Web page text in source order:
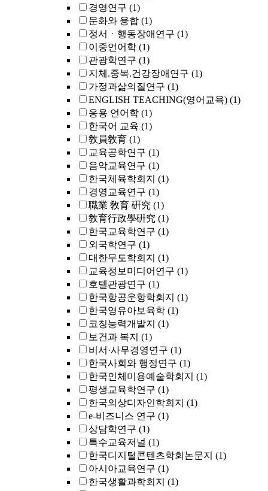
경영연구 (1)
문화와 융합 (1)
정서ㆍ행동장애연구 (1)
이중언어학 (1)
관광학연구 (1)
지체.중복.건강장애연구 (1)
가정과삶의질연구 (1)
ENGLISH TEACHING(영어교육) (1)
응용 언어학 (1)
한국어 교육 (1)
敎員敎育 (1)
교육공학연구 (1)
음악교육연구 (1)
한국체육학회지 (1)
경영교육연구 (1)
職業 敎育 硏究 (1)
敎育行政學硏究 (1)
한국교육학연구 (1)
외국학연구 (1)
대한무도학회지 (1)
교육정보미디어연구 (1)
호텔관광연구 (1)
한국항공운항학회지 (1)
한국영유아보육학 (1)
코칭능력개발지 (1)
보건과 복지 (1)
비서·사무경영연구 (1)
한국사회와 행정연구 (1)
한국인체미용예술학회지 (1)
평생교육학연구 (1)
한국의상디자인학회지 (1)
e-비즈니스 연구 (1)
상담학연구 (1)
특수교육저널 (1)
한국디지털콘텐츠학회논문지 (1)
아시아교육연구 (1)
한국생활과학회지 (1)